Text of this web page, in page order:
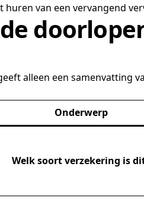
huren van een vervangend
alleen een samenvatting
Onderwerp
Welk soort verzekering is